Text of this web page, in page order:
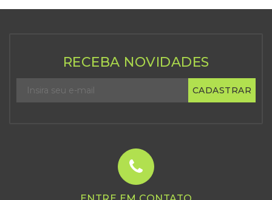
RECEBA NOVIDADES
CADASTRAR